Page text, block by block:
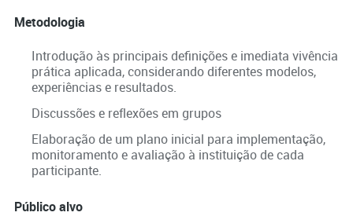
Metodologia
Introdução às principais definições e imediata vivência
prática aplicada, considerando diferentes modelos,
experiências e resultados.
Discussões e reflexões em grupos
Elaboração de um plano inicial para implementação,
monitoramento e avaliação à instituição de cada
participante.
Público alvo